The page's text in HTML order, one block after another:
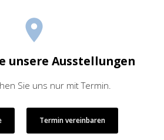
unsere Ausstellungen
Sie uns nur mit Termin.
Termin vereinbaren